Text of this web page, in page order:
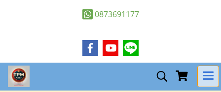
0873691177